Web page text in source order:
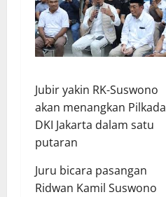
Jubir yakin RK-Suswono
akan menangkan Pilkada
DKI Jakarta dalam satu
putaran
Juru bicara pasangan
Ridwan Kamil Suswono